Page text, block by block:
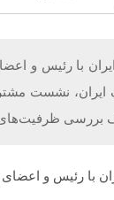
با رئیس و
ایران، نشست
با رئیس و